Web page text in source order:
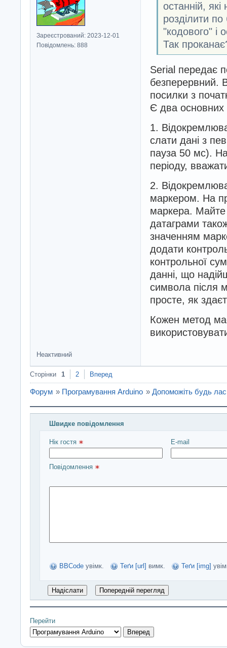
Зареєстрований: 2023-12-01
Повідомлень: 888
останній,
розділити
"кодового" і
Так
Serial передає
безперервний.
посилки з
Є два основних
1.
слати дані з
пауза 50 мс).
періоду,
2.
маркером. На
маркера. Майте
датаграми
значенням
додати
контрольної
данні, що
символа після
просте, як
Кожен метод
Неактивний
Сторінки 1 2 Вперед
Форум » Програмування Arduino » Допоможіть будь
Швидке повідомлення
Введіть повідомлення і натисніть Надіслати
Нік гостя E-mail
Повідомлення
BBCode увімк. Теґи [url] вимк. Теґи [img]
Перейти